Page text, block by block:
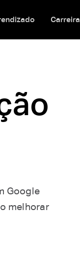
Carreira
Google
melhorar